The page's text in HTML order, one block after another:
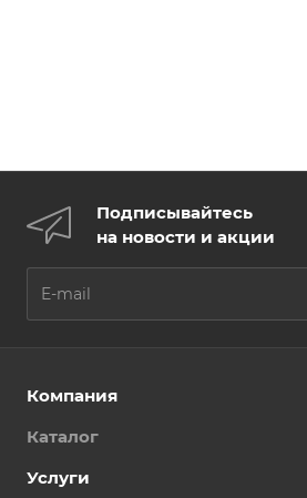
Подписывайтесь
на новости и акции
Компания
Каталог
Услуги